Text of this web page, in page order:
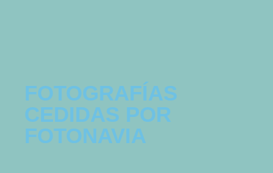
FOTOGRAFÍAS
CEDIDAS POR
FOTONAVIA